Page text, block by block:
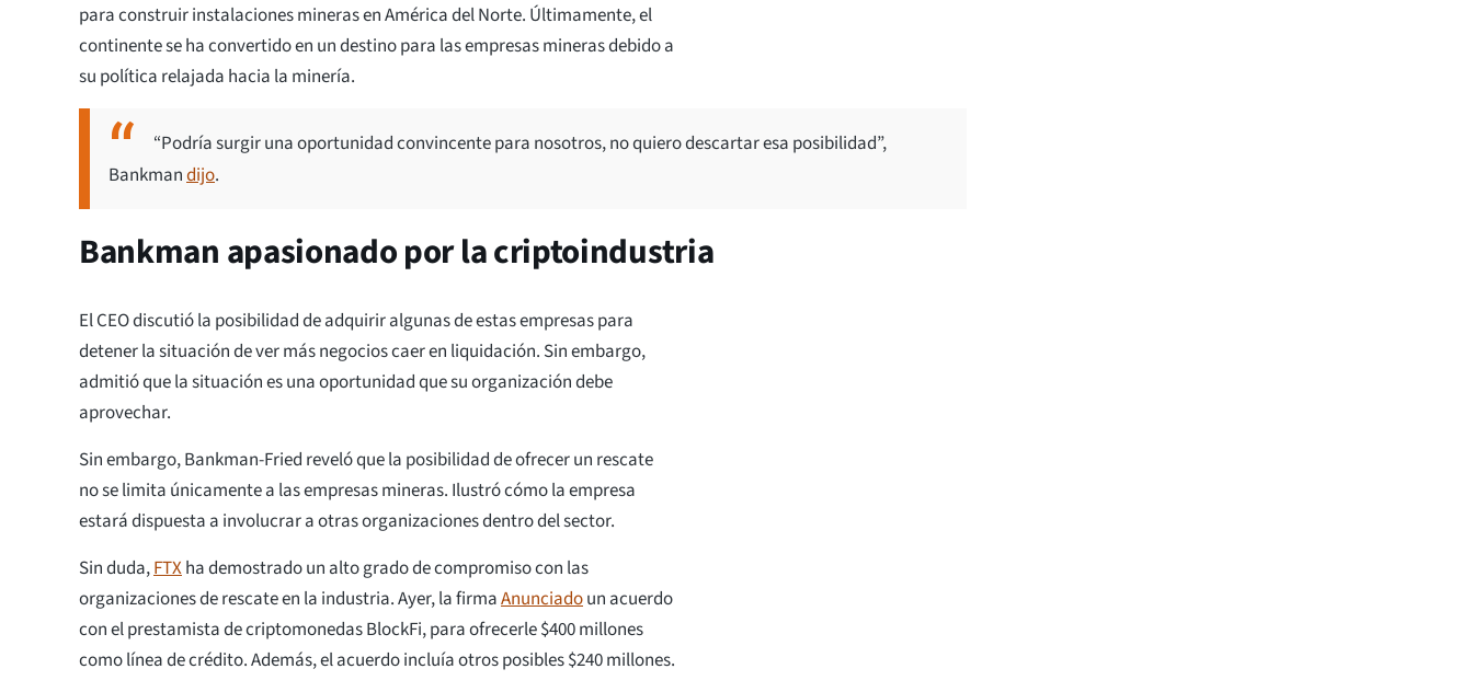
para construir instalaciones mineras en América del Norte. Últimamente, el
continente se ha convertido en un destino para las empresas mineras debido a
su política relajada hacia la minería.
“Podría surgir una oportunidad convincente para nosotros, no quiero descartar esa posibilidad”,
Bankmandijo.
Bankman apasionado por la criptoindustria
El CEO discutió la posibilidad de adquirir algunas de estas empresas para
detener la situación de ver más negocios caer en liquidación. Sin embargo,
admitió que la situación es una oportunidad que su organización debe
aprovechar.
Sin embargo, Bankman-Fried reveló que la posibilidad de ofrecer un rescate
no se limita únicamente a las empresas mineras. Ilustró cómo la empresa
estará dispuesta a involucrar a otras organizaciones dentro del sector.
Sin duda,FTXha demostrado un alto grado de compromiso con las
organizaciones de rescate en la industria. Ayer, la firmaAnunciadoun acuerdo
con el prestamista de criptomonedas BlockFi, para ofrecerle $400 millones
como línea de crédito. Además, el acuerdo incluía otros posibles $240 millones.